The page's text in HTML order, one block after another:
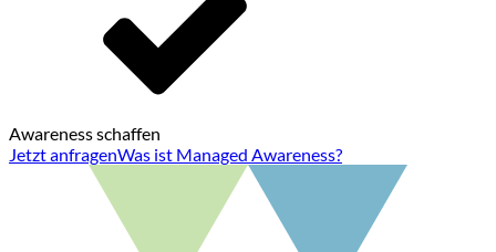
Awareness schaffen
Jetzt anfragenWas ist Managed Awareness?